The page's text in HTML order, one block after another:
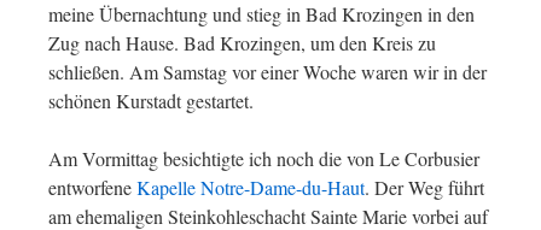
meine Übernachtung und stieg in Bad Krozingen in den
Zug nach Hause. Bad Krozingen, um den Kreis zu
schließen. Am Samstag vor einer Woche waren wir in der
schönen Kurstadt gestartet.
Am Vormittag besichtigte ich noch die von Le Corbusier
entworfeneKapelle Notre-Dame-du-Haut. Der Weg führt
am ehemaligen Steinkohleschacht Sainte Marie vorbei auf